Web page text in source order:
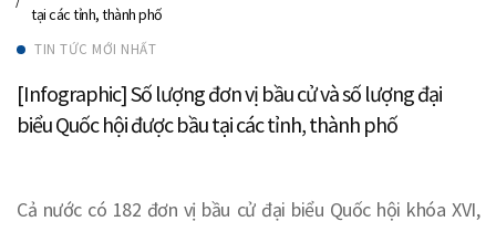
tại các tỉnh, thành phố
TIN TỨC MỚI NHẤT
[Infographic] Số lượng đơn vị bầu cử và số lượng đại
biểu Quốc hội được bầu tại các tỉnh, thành phố
Cả nước có 182 đơn vị bầu cử đại biểu Quốc hội khóa XVI,